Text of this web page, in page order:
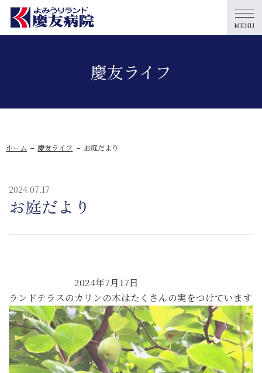
MENU
慶友ライフ
ホーム 慶友ライフ お庭だより
2024.07.17
お庭だより
2024年7月17日
ランドテラスのカリンの木はたくさんの実をつけています